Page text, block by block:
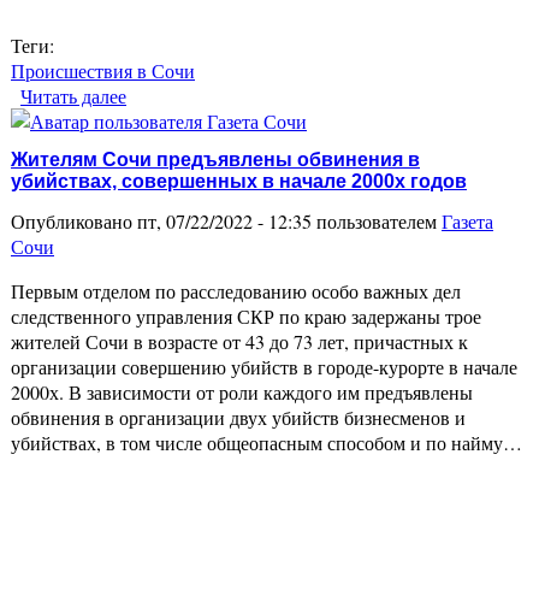
Теги:
Происшествия в Сочи
Читать далее
две иномарки
Жителям Сочи предъявлены обвинения в
убийствах, совершенных в начале 2000х годов
Опубликовано пт, 07/22/2022 - 12:35 пользователемГазета
Сочи
Первым отделом по расследованию особо важных дел
следственного управления СКР по краю задержаны трое
жителей Сочи в возрасте от 43 до 73 лет, причастных к
организации совершению убийств в городе-курорте в начале
2000х. В зависимости от роли каждого им предъявлены
обвинения в организации двух убийств бизнесменов и
убийствах, в том числе общеопасным способом и по найму…